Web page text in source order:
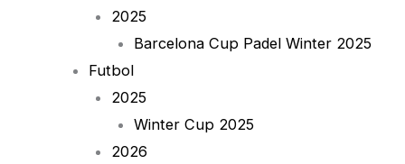
2025
Barcelona Cup Padel Winter 2025
Futbol
2025
Winter Cup 2025
2026